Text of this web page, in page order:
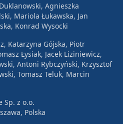
Agnieszka
Mariola Łukawska, Jan
Konrad Wysocki
Katarzyna Gójska, Piotr
Łysiak, Jacek Liziniewicz,
Antoni Rybczyński, Krzysztof
Tomasz Teluk, Marcin
Sp. z o.o.
Polska